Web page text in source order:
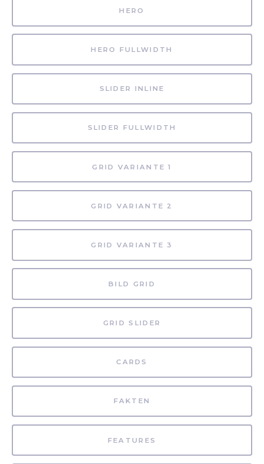
HERO
HERO FULLWIDTH
SLIDER INLINE
SLIDER FULLWIDTH
GRID VARIANTE 1
GRID VARIANTE 2
GRID VARIANTE 3
BILD GRID
GRID SLIDER
CARDS
FAKTEN
FEATURES